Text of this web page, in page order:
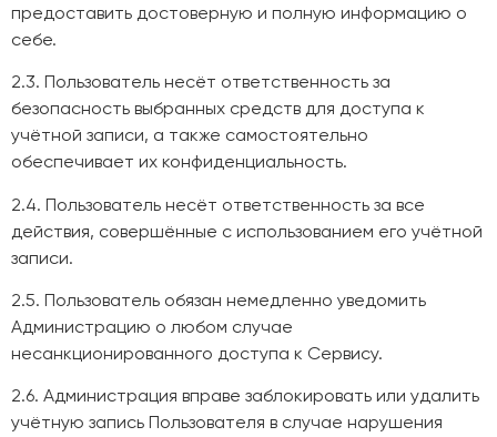
предоставить достоверную и полную информацию о
себе.
2.3. Пользователь несёт ответственность за
безопасность выбранных средств для доступа к
учётной записи, а также самостоятельно
обеспечивает их конфиденциальность.
2.4. Пользователь несёт ответственность за все
действия, совершённые с использованием его учётной
записи.
2.5. Пользователь обязан немедленно уведомить
Администрацию о любом случае
несанкционированного доступа к Сервису.
2.6. Администрация вправе заблокировать или удалить
учётную запись Пользователя в случае нарушения